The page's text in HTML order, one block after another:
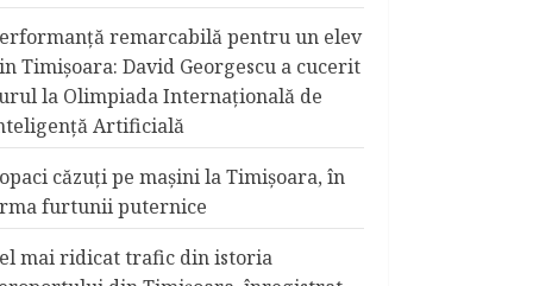
remarcabilă pentru un elev
Timișoara: David Georgescu a cucerit
la Olimpiada Internațională de
Artificială
căzuţi pe maşini la Timişoara, în
furtunii puternice
mai ridicat trafic din istoria